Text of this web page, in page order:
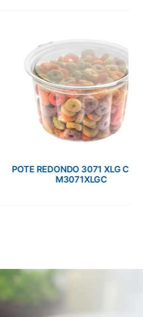
3071 XLG CLEAR
M3071XLGC